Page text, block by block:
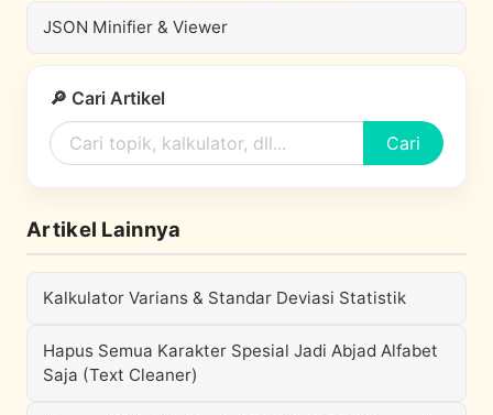
JSON Minifier & Viewer
🔎 Cari Artikel
Cari
Artikel Lainnya
Kalkulator Varians & Standar Deviasi Statistik
Hapus Semua Karakter Spesial Jadi Abjad Alfabet
Saja (Text Cleaner)